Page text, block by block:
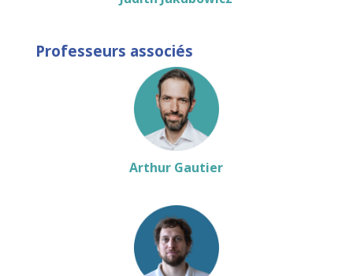
Professeurs associés
Arthur Gautier